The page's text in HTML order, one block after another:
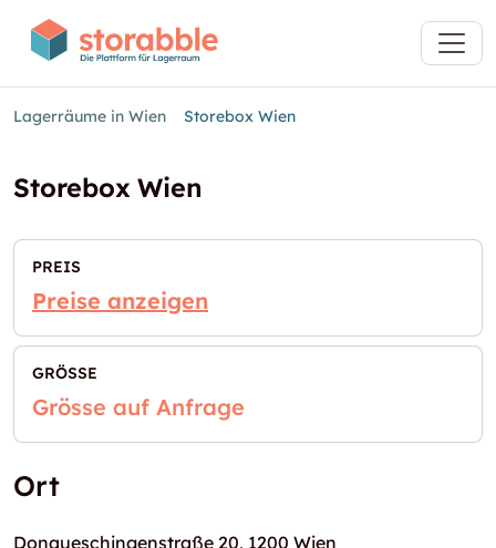
Lagerräume in Wien Storebox Wien
Storebox Wien
PREIS
Preise anzeigen
GRÖSSE
Grösse auf Anfrage
Ort
Donaueschingenstraße 20, 1200 Wien